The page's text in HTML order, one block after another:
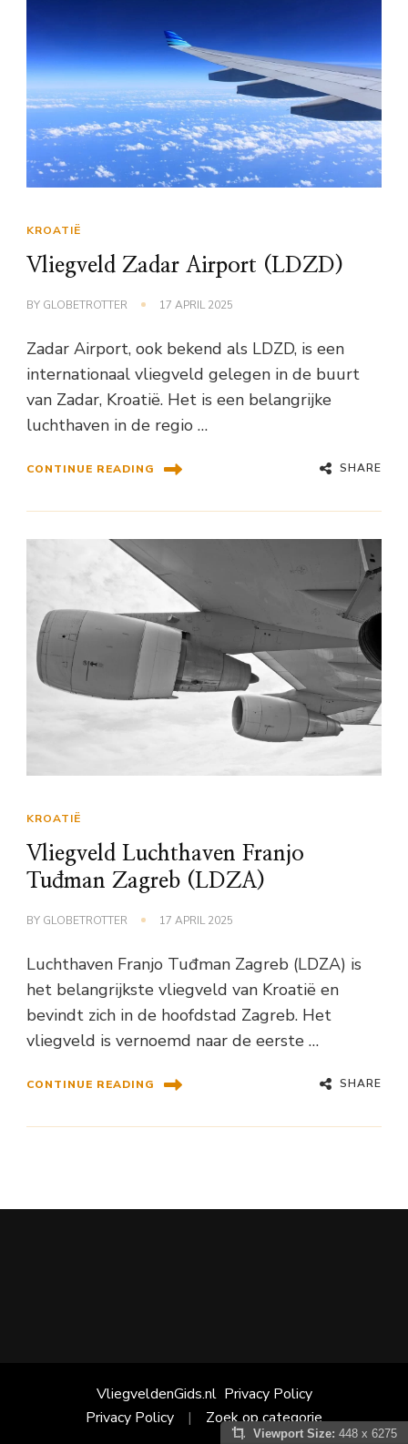
KROATIË
Vliegveld Zadar Airport (LDZD)
BY GLOBETROTTER 17 APRIL 2025
Zadar Airport, ook bekend als LDZD, is een
internationaal vliegveld gelegen in de buurt
van Zadar, Kroatië. Het is een belangrijke
luchthaven in de regio …
CONTINUE READING SHARE
KROATIË
Vliegveld Luchthaven Franjo
Tuđman Zagreb (LDZA)
BY GLOBETROTTER 17 APRIL 2025
Luchthaven Franjo Tuđman Zagreb (LDZA) is
het belangrijkste vliegveld van Kroatië en
bevindt zich in de hoofdstad Zagreb. Het
vliegveld is vernoemd naar de eerste …
CONTINUE READING SHARE
VliegveldenGids.nl Privacy Policy
Privacy Policy
Zoek op categorie
Viewport Size: 448 x 6275